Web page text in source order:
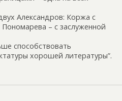
Александров: Коржа с
– с заслуженной
способствовать
хорошей литературы”.